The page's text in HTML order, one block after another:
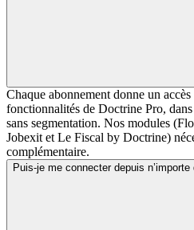
Chaque abonnement donne un
fonctionnalités de Doctrine Pro,
sans segmentation. Nos modules
Jobexit et Le Fiscal by Doctrine)
complémentaire.
Puis-je me connecter depuis